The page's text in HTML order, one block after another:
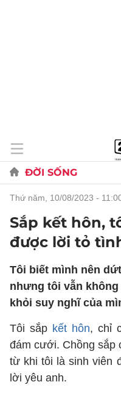
ĐỜI SỐNG
thứ năm, 10/08/2023 -
Sắp kết hôn,
được lời tỏ
Tôi biết mình nên
nhưng tôi vẫn
khỏi suy nghĩ của
Tôi sắp kết hôn, chỉ
đám cưới. Chồng sắp
từ khi tôi là sinh viên
lời yêu anh.